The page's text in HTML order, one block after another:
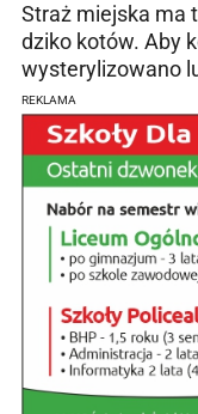
Straż miejska ma
dziko kotów. Aby
wysterylizowano
REKLAMA